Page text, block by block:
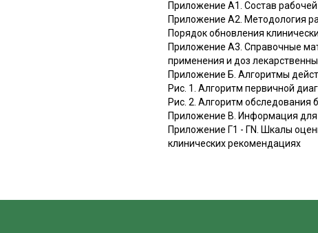
Приложение А1. Состав
Приложение А2. Методология
Порядок обновления
Приложение А3. Справочные
применения и доз
Приложение Б. Алгоритмы
Рис. 1. Алгоритм первичной
Рис. 2. Алгоритм обследования
Приложение В. Информация для
Приложение Г1 - ГN. Шкалы
клинических рекомендациях